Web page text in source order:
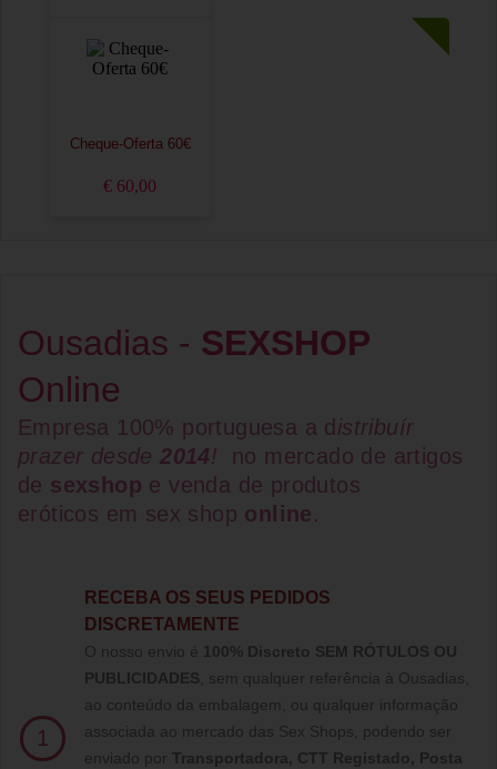
Cheque-Oferta 60€
€ 60,00
Ousadias - SEXSHOP
Online
Empresa 100% portuguesa a d istribuír
prazer desde2014!
no mercado de artigos
de sexshop e venda de produtos
eróticos em sex shop online.
1
RECEBA OS SEUS PEDIDOS
DISCRETAMENTE
O nosso envio é 100% Discreto SEM RÓTULOS OU
PUBLICIDADES , sem qualquer referência à Ousadias,
ao conteúdo da embalagem, ou qualquer informação
associada ao mercado das Sex Shops, podendo ser
enviado por Transportadora, CTT Registado, Posta